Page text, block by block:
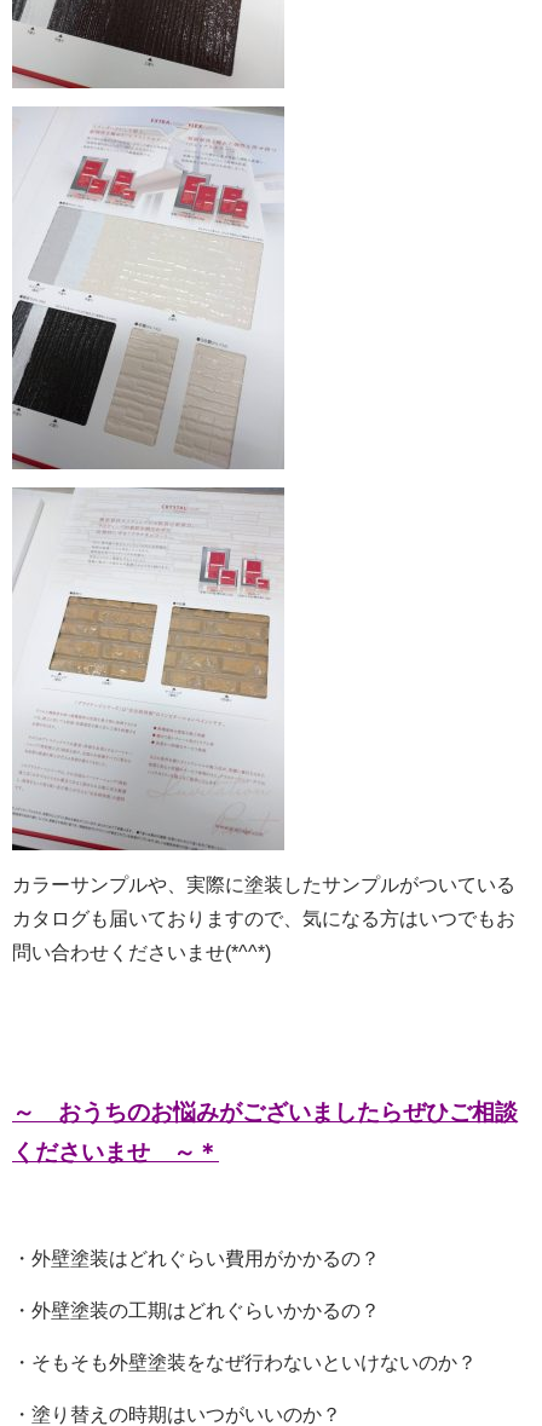
カラーサンプルや、実際に塗装したサンプルがついている
カタログも届いておりますので、気になる方はいつでもお
問い合わせくださいませ(*^^*)
～ おうちのお悩みがございましたらぜひご相談
くださいませ ～＊
・外壁塗装はどれぐらい費用がかかるの？
・外壁塗装の工期はどれぐらいかかるの？
・そもそも外壁塗装をなぜ行わないといけないのか？
・塗り替えの時期はいつがいいのか？